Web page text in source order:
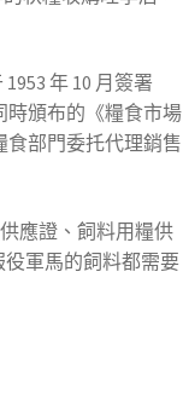
年 10 月簽署
時頒布的《糧食市場
部門委托代理銷售
應證、飼料用糧供
軍馬的飼料都需要